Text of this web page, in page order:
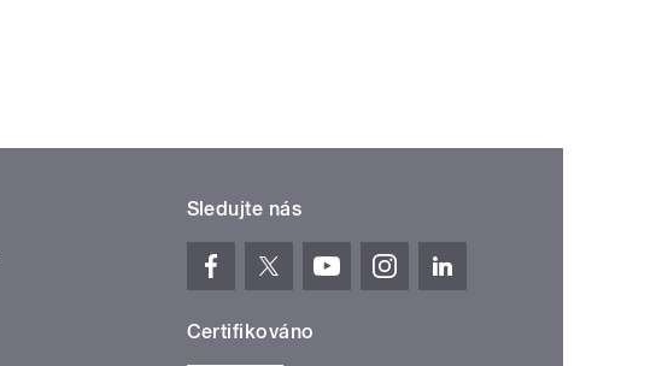
Sledujte nás
Certifikováno